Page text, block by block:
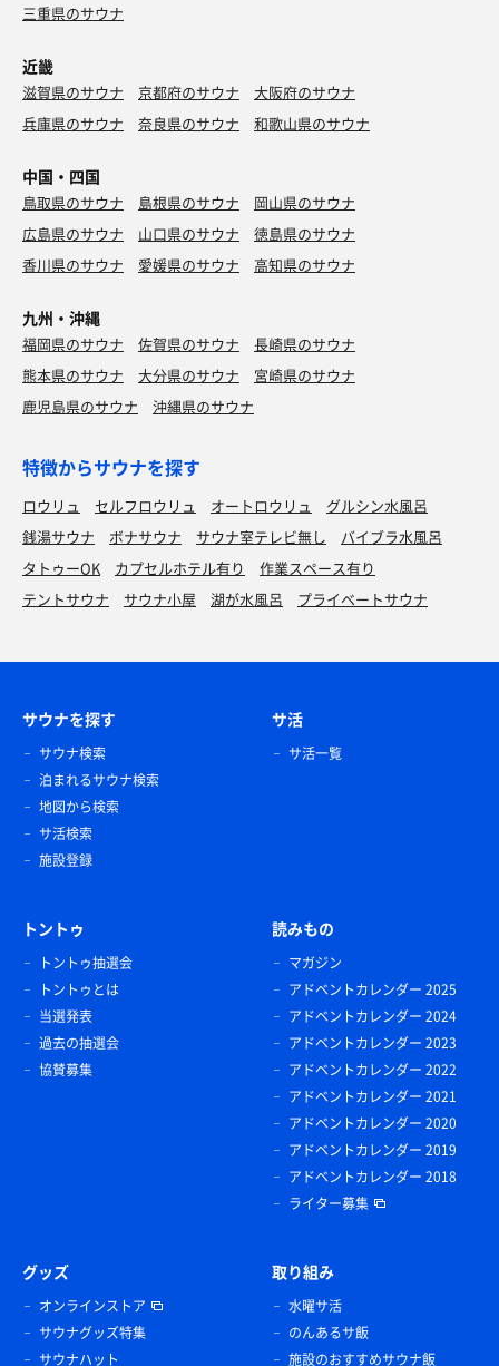
三重県のサウナ
近畿
滋賀県のサウナ 京都府のサウナ
大阪府のサウナ
兵庫県のサウナ
奈良県のサウナ 和歌山県のサウナ
中国・四国
鳥取県のサウナ 島根県のサウナ
岡山県のサウナ
広島県のサウナ
山口県のサウナ
徳島県のサウナ
香川県のサウナ
愛媛県のサウナ 高知県のサウナ
九州・沖縄
福岡県のサウナ 佐賀県のサウナ
長崎県のサウナ
熊本県のサウナ
大分県のサウナ
宮崎県のサウナ
鹿児島県のサウナ
沖縄県のサウナ
特徴からサウナを探す
ロウリュ セルフロウリュ オートロウリュ
グルシン水風呂
銭湯サウナ
ボナサウナ サウナ室テレビ無し
バイブラ水風呂
タトゥーOK
カプセルホテル有り
作業スペース有り
テントサウナ
サウナ小屋 湖が水風呂 プライベートサウナ
サウナを探す
サウナ検索
泊まれるサウナ検索
地図から検索
サ活検索
施設登録
サ活
サ活一覧
トントゥ
トントゥ抽選会
トントゥとは
当選発表
過去の抽選会
協賛募集
読みもの
マガジン
アドベントカレンダー 2025
アドベントカレンダー 2024
アドベントカレンダー 2023
アドベントカレンダー 2022
アドベントカレンダー 2021
アドベントカレンダー 2020
アドベントカレンダー 2019
アドベントカレンダー 2018
ライター募集
グッズ
オンラインストア
サウナグッズ特集
サウナハット
取り組み
水曜サ活
のんあるサ飯
施設のおすすめサウナ飯